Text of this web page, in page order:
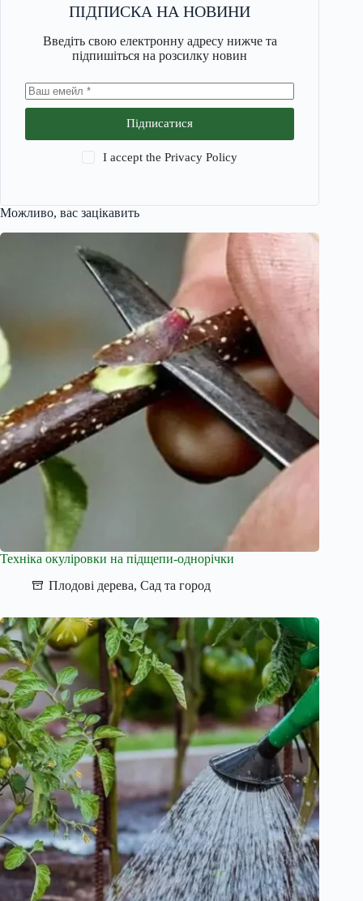
ПІДПИСКА НА НОВИНИ
Введіть свою електронну адресу нижче та
підпишіться на розсилку новин
Підписатися
I accept the Privacy Policy
Можливо, вас зацікавить
Техніка окуліровки на підщепи-однорічки
Плодові дерева, Сад та город